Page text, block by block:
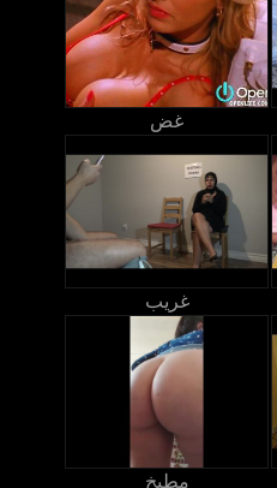
غض
غريب
مطبخ